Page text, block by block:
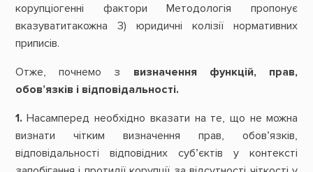
корупціогенні фактори Методологія пропонує
вказуватитакожна 3) юридичні колізії нормативних
приписів.
Отже, почнемо з визначення функцій, прав,
обов’язків і відповідальності.
1.Насамперед необхідно вказати на те, що не можна
визнати чітким визначення прав, обов’язків,
відповідальності відповідних суб’єктів у контексті